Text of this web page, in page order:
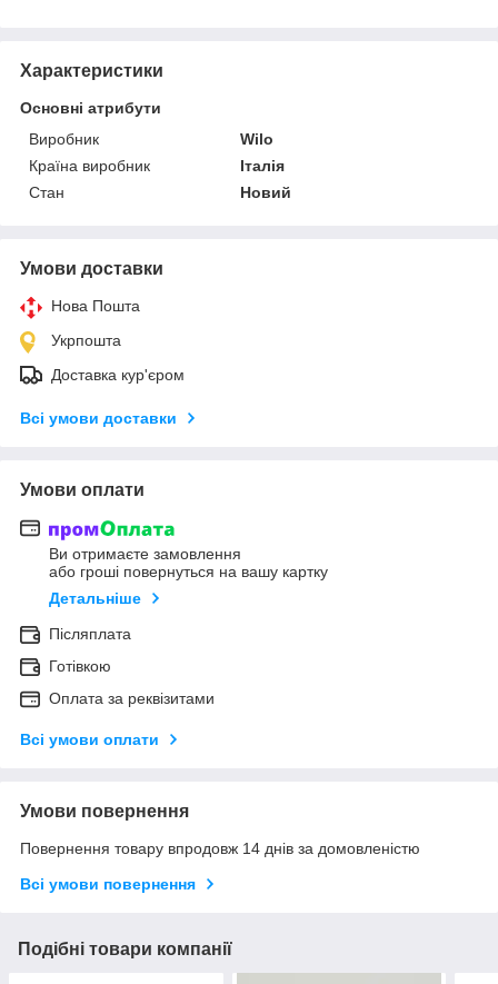
Характеристики
Основні атрибути
Виробник
Wilo
Країна виробник
Італія
Стан
Новий
Умови доставки
Нова Пошта
Укрпошта
Доставка кур'єром
Всі умови доставки
Умови оплати
Ви отримаєте замовлення
або гроші повернуться на вашу картку
Детальніше
Післяплата
Готівкою
Оплата за реквізитами
Всі умови оплати
Умови повернення
Повернення товару впродовж 14 днів за домовленістю
Всі умови повернення
Подібні товари компанії